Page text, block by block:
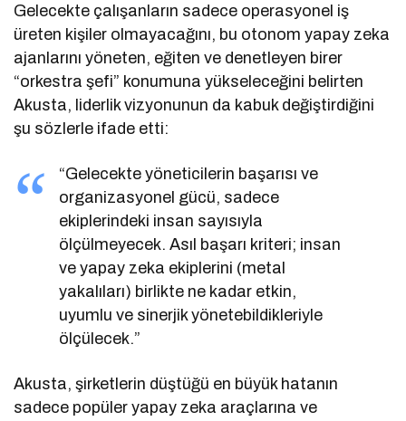
Gelecekte çalışanların sadece operasyonel iş
üreten kişiler olmayacağını, bu otonom yapay zeka
ajanlarını yöneten, eğiten ve denetleyen birer
“orkestra şefi” konumuna yükseleceğini belirten
Akusta, liderlik vizyonunun da kabuk değiştirdiğini
şu sözlerle ifade etti:
“Gelecekte yöneticilerin başarısı ve
organizasyonel gücü, sadece
ekiplerindeki insan sayısıyla
ölçülmeyecek. Asıl başarı kriteri; insan
ve yapay zeka ekiplerini (metal
yakalıları) birlikte ne kadar etkin,
uyumlu ve sinerjik yönetebildikleriyle
ölçülecek.”
Akusta, şirketlerin düştüğü en büyük hatanın
sadece popüler yapay zeka araçlarına ve